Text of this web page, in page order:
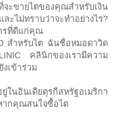
ขายไตของคุณสำหรับเงิน
ะไม่ทราบว่าจะทำอย่างไร?
รที่ดีแก่คุณ
สำหรับไต ฉันชื่อหมอดาวิด
คลินิกของเรามีความ
เข้าร่วม
อินเดียตุรกีสหรัฐอเมริกา
ากคุณสนใจซื้อไต